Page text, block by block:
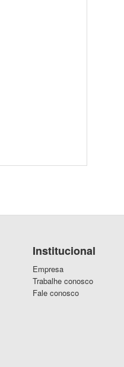
Institucional
Empresa
Trabalhe conosco
Fale conosco